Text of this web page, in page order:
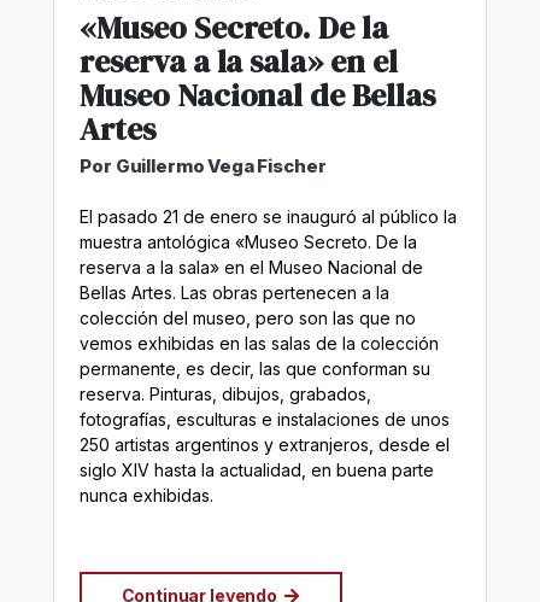
«Museo Secreto. De la
reserva a la sala» en el
Museo Nacional de Bellas
Artes
Por Guillermo Vega Fischer
El pasado 21 de enero se inauguró al público la
muestra antológica «Museo Secreto. De la
reserva a la sala» en el Museo Nacional de
Bellas Artes. Las obras pertenecen a la
colección del museo, pero son las que no
vemos exhibidas en las salas de la colección
permanente, es decir, las que conforman su
reserva. Pinturas, dibujos, grabados,
fotografías, esculturas e instalaciones de unos
250 artistas argentinos y extranjeros, desde el
siglo XIV hasta la actualidad, en buena parte
nunca exhibidas.
Continuar leyendo